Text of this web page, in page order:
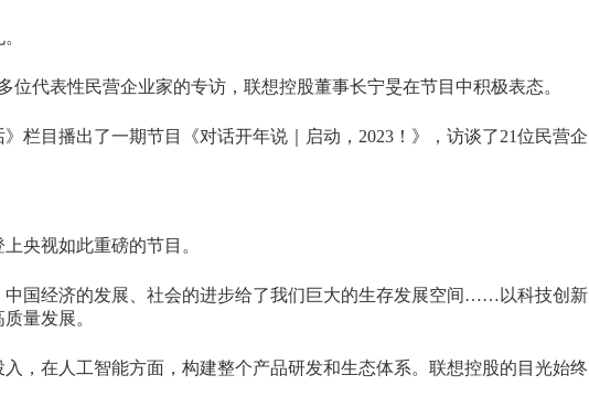
代表性民营企业家的专访，联想控股董事长宁旻在节目中积极表态。
栏目播出了一期节目《对话开年说｜启动，2023！》，访谈了21位民营企
央视如此重磅的节目。
国经济的发展、社会的进步给了我们巨大的生存发展空间……以科技创新
量发展。
，在人工智能方面，构建整个产品研发和生态体系。联想控股的目光始终